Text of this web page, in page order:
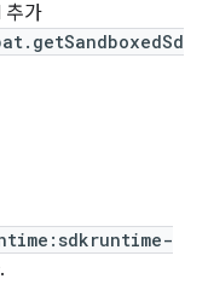
추가